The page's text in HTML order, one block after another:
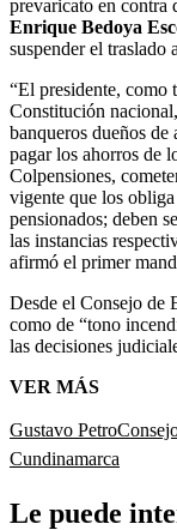
prevaricato en contra
Enrique Bedoya
suspender el traslado
“El presidente, como
Constitución
banqueros dueños de
pagar los ahorros de
Colpensiones,
vigente que los
pensionados; deben
las instancias
afirmó el primer
Desde el Consejo de
como de “tono
las decisiones
VER MÁS
Gustavo Petro
Cundinamarca
Le puede